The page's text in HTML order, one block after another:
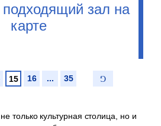
зал на
карте
15 16 ... 35
только культурная столица, но и